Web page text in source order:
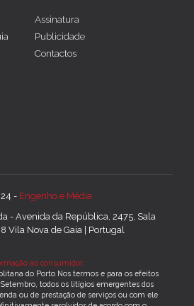
Assinatura
Publicidade
Contactos
- Engenho e Média
- Avenida da República, 2475, Sala
Vila Nova de Gaia | Portugal
ao consumidor:
do Porto Nos termos e para os efeitos
Setembro, todos os litígios emergentes dos
ou de prestação de serviços ou com ele